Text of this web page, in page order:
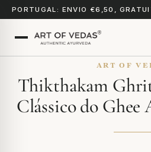
PORTUGAL: ENVIO €6,50,
ART OF
Thikthakam
Clássico do